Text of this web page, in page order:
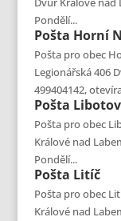
Pondělí...
Pošta Horní
Pošta pro obec
Legionářská 406
499404142,
Pošta Libotov
Pošta pro obec
Králové nad
Pondělí...
Pošta Litíč
Pošta pro obec
Králové nad